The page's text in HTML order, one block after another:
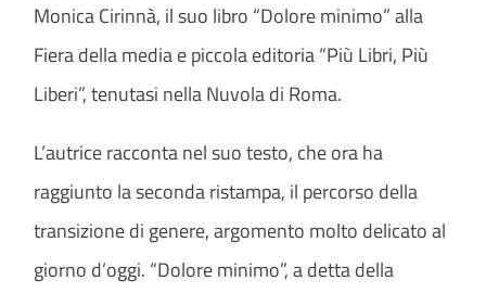
Monica Cirinnà, il suo libro “Dolore minimo” alla
Fiera della media e piccola editoria “Più Libri, Più
Liberi”, tenutasi nella Nuvola di Roma.
L’autrice racconta nel suo testo, che ora ha
raggiunto la seconda ristampa, il percorso della
transizione di genere, argomento molto delicato al
giorno d’oggi. “Dolore minimo”, a detta della